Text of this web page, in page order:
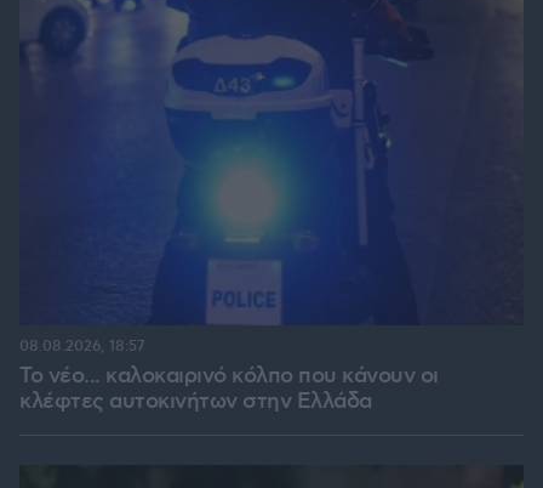
Το νέο... καλοκαιρινό κόλπο που κάνουν οι
κλέφτες αυτοκινήτων στην Ελλάδα
08.08.2026, 18:57